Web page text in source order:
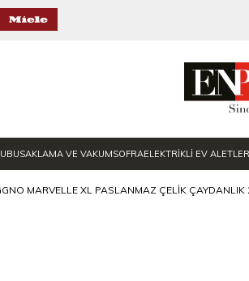
SAKLAMA VE VAKUMSOFRAELEKTRİKLİ EV
MARVELLE XL PASLANMAZ ÇELIK ÇAYDANLIK